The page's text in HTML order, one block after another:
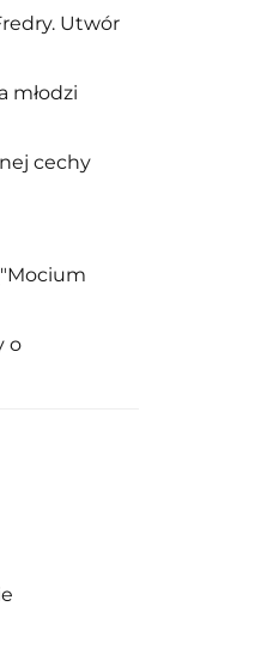
Utwór
młodzi
cechy
o